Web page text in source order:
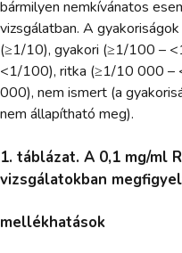
bármilyen nemkívánatos
vizsgálatban. A
(≥1/10), gyakori (≥1/100 –
<1/100), ritka (≥1/10 000 –
000), nem ismert (a
nem állapítható meg).
1. táblázat. A 0,1 mg/ml
vizsgálatokban
mellékhatások